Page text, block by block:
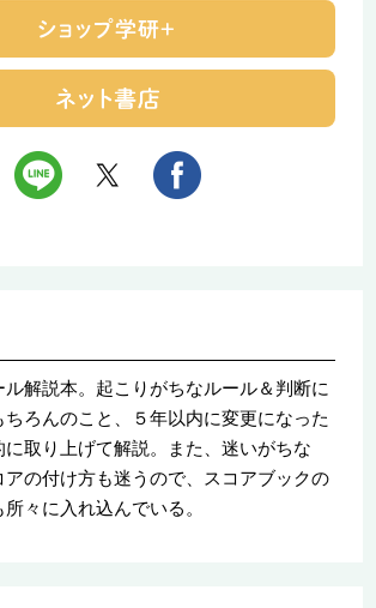
ル解説本。起こりがちなルール＆判断に
ろんのこと、５年以内に変更になった
に取り上げて解説。また、迷いがちな
アの付け方も迷うので、スコアブックの
々に入れ込んでいる。